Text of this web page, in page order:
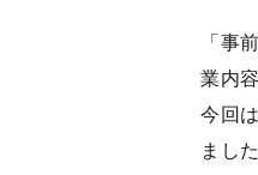
「事
業内
今回
まし